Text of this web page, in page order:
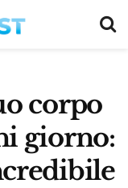
corpo
giorno: